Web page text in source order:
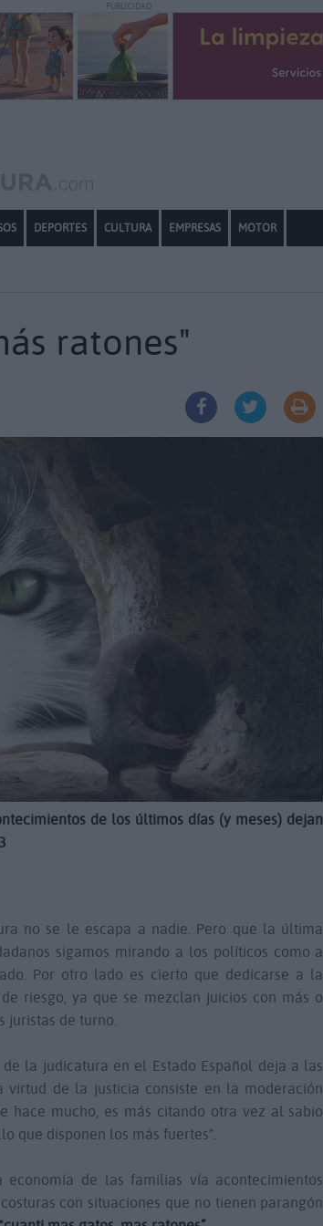
PUBLICIDAD
DEPORTES CULTURA EMPRESAS MOTOR
ratones"
de los últimos días (y meses) dejan
no se le escapa a nadie. Pero que la última
sigamos mirando a los políticos como a
Por otro lado es cierto que dedicarse a la
riesgo, ya que se mezclan juicios con más o
juristas de turno.
la judicatura en el Estado Español deja a las
de la justicia consiste en la moderación
hace mucho, es más citando otra vez al sabio
que disponen los más fuertes".
de las familias vía acontecimientos
con situaciones que no tienen parangón